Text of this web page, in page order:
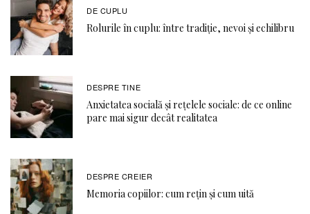
DE CUPLU
Rolurile în cuplu: între tradiție, nevoi și echilibru
DESPRE TINE
Anxietatea socială și rețelele sociale: de ce online
pare mai sigur decât realitatea
DESPRE CREIER
Memoria copiilor: cum rețin și cum uită